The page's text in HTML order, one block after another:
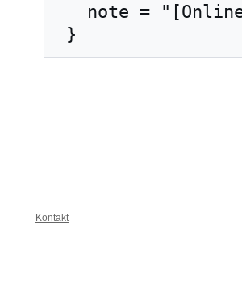
Kontakt